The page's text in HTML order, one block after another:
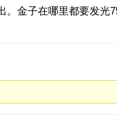
。金子在哪里都要发光